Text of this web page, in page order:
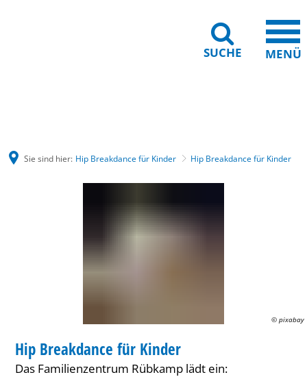
SUCHE MENÜ
Sie sind hier: Hip Breakdance für Kinder Hip Breakdance für Kinder
© pixabay
KATEGORIE: FAMILIENZENTRUM / KITA
Hip Breakdance für Kinder
Das Familienzentrum Rübkamp lädt ein: